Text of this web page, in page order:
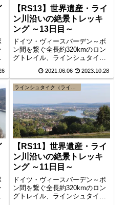
【RS13】世界遺産・ライ
ン川沿いの絶景トレッキ
ング ～13日目～
ドイツ・ヴィースバーデン～ボ
ン間を繋ぐ全長約320kmのロン
グトレイル、ラインシュタイク
マ帝国の国境防衛線（リムス）
の始点・ラインブロールの町か
ら、カラフルな古い建物が残る
スタイム6時間です。
2021.06.06 2023.10.28
【RS11】世界遺産・ライ
ン川沿いの絶景トレッキ
ング ～11日目～
ドイツ・ヴィースバーデン～ボ
ン間を繋ぐ全長約320kmのロン
グトレイル、ラインシュタイク